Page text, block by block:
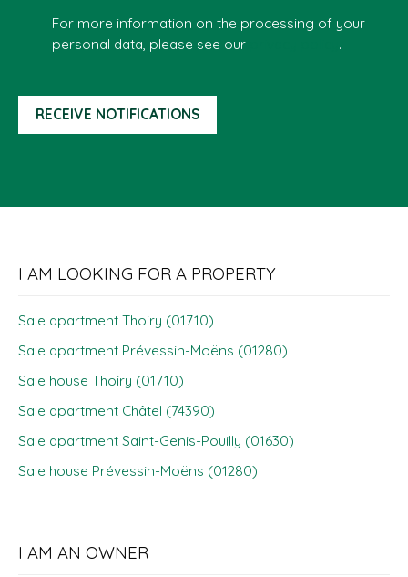
For more information on the processing of your
personal data, please see our
.
RECEIVE NOTIFICATIONS
I AM LOOKING FOR A PROPERTY
Sale apartment Thoiry (01710)
Sale apartment Prévessin-Moëns (01280)
Sale house Thoiry (01710)
Sale apartment Châtel (74390)
Sale apartment Saint-Genis-Pouilly (01630)
Sale house Prévessin-Moëns (01280)
I AM AN OWNER